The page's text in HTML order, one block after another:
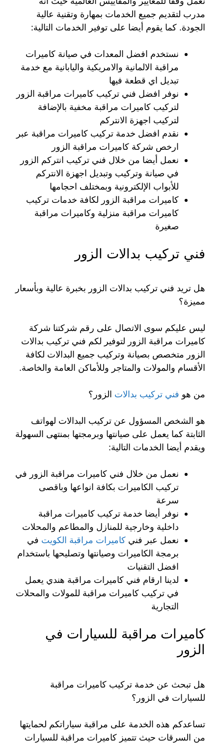
مدرب لتقديم جميع الخدمات بمهارة وتقنية عالية
الجودة. كما يقوم أيضا على توفير الخدمات التالية:
نستخدم افضل المعدات في صيانة كاميرات
مراقبة الالمانية والامريكية واليابانية مع خدمة
تبديل اي قطعة فيها
نوفر افضل فني تركيب كاميرات مراقبة الزور
لتركيب كاميرات مراقبة مخفية بالإضافة
لتركيب اجهزة الانتركم
نقدم افضل خدمة تركيب كاميرات مراقبة عبر
ارخص شركة كاميرات مراقبة الزور
نعمل أيضا من خلال فني تركيب انتركم الزور
في صيانة وتركيب وتبديل اجهزة الانتركم
للأبواب الإلكترونية وبمختلف احجامها
كاميرات مراقبة الزور لكافة خدمات تركيب
كاميرات مراقبة منزلية وكاميرات مراقبة
صغيرة
فني تركيب بدالات الزور
هل تريد فني تركيب بدالات الزور بخبرة عالية وبأسعار
مميزة؟
ليس عليكم سوى الاتصال على رقم شركتنا شركة
كاميرات مراقبة الزور لتوفير لكم فني تركيب بدالات
الزور متخصص بصيانة وتركيب جميع البدالات لكافة
الأقسام والمولات والمتاجر وللأماكن العامة والخاصة.
من هو فني تركيب بدالات الزور؟
هو الشخص المسؤول عن تركيب البدالات لهواتف
الثابتة كما يعمل على صيانتها وبرمجتها بمنتهى السهولة
ويقدم أيضا الخدمات التالية:
نعمل من خلال فني كاميرات مراقبة الزور في
تركيب الكاميرات بكافة انواعها وباقصى
سرعة
نوفر أيضا خدمة تركيب كاميرات مراقبة
داخلية وخارجية للمنازل والمطاعم والمحلات
نعمل عبر فني كاميرات مراقبة الكويت في
برمجة الكاميرات وصيانتها وتصليحها باستخدام
افضل التقنيات
لدينا ارقام فني كاميرات مراقبة هندي يعمل
في تركيب كاميرات مراقبة للمولات والمحلات
التجارية
كاميرات مراقبة للسيارات في
الزور
هل تبحث عن خدمة تركيب كاميرات مراقبة
للسيارات في الزور؟
تساعدكم هذه الخدمة على مراقبة سياراتكم لحمايتها
من السرقات حيث تتميز كاميرات مراقبة للسيارات